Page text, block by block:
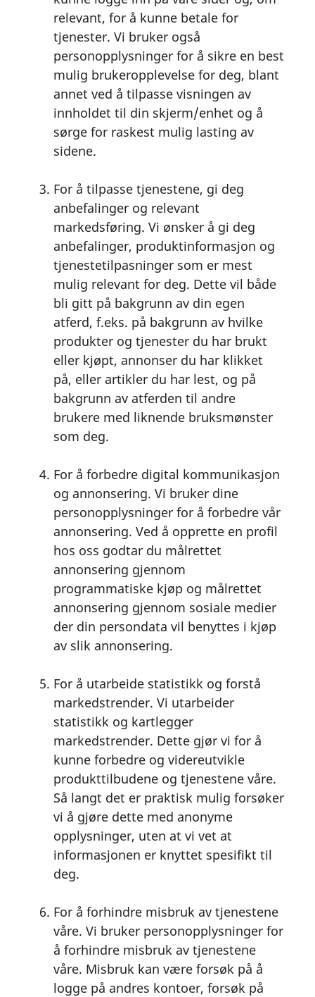
relevant, for å kunne betale for
tjenester. Vi bruker også
personopplysninger for å sikre en best
mulig brukeropplevelse for deg, blant
annet ved å tilpasse visningen av
innholdet til din skjerm/enhet og å
sørge for raskest mulig lasting av
sidene.
For å tilpasse tjenestene, gi deg
anbefalinger og relevant
markedsføring. Vi ønsker å gi deg
anbefalinger, produktinformasjon og
tjenestetilpasninger som er mest
mulig relevant for deg. Dette vil både
bli gitt på bakgrunn av din egen
atferd, f.eks. på bakgrunn av hvilke
produkter og tjenester du har brukt
eller kjøpt, annonser du har klikket
på, eller artikler du har lest, og på
bakgrunn av atferden til andre
brukere med liknende bruksmønster
som deg.
For å forbedre digital kommunikasjon
og annonsering. Vi bruker dine
personopplysninger for å forbedre vår
annonsering. Ved å opprette en profil
hos oss godtar du målrettet
annonsering gjennom
programmatiske kjøp og målrettet
annonsering gjennom sosiale medier
der din persondata vil benyttes i kjøp
av slik annonsering.
For å utarbeide statistikk og forstå
markedstrender. Vi utarbeider
statistikk og kartlegger
markedstrender. Dette gjør vi for å
kunne forbedre og videreutvikle
produkttilbudene og tjenestene våre.
Så langt det er praktisk mulig forsøker
vi å gjøre dette med anonyme
opplysninger, uten at vi vet at
informasjonen er knyttet spesifikt til
deg.
For å forhindre misbruk av tjenestene
våre. Vi bruker personopplysninger for
å forhindre misbruk av tjenestene
våre. Misbruk kan være forsøk på å
logge på andres kontoer, forsøk på